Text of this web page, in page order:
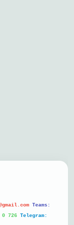
Teams:
0 726 Telegram: